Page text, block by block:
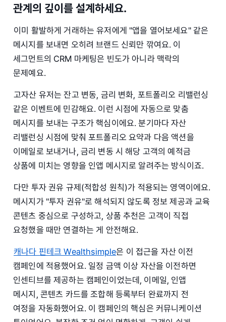
관계의 깊이를 설계하세요.
이미 활발하게 거래하는 유저에게 "앱을 열어보세요" 같은
메시지를 보내면 오히려 브랜드 신뢰만 깎여요. 이
세그먼트의 CRM 마케팅은 빈도가 아니라 맥락의
문제예요.
고자산 유저는 잔고 변동, 금리 변화, 포트폴리오 리밸런싱
같은 이벤트에 민감해요. 이런 시점에 자동으로 맞춤
메시지를 보내는 구조가 핵심이에요. 분기마다 자산
리밸런싱 시점에 맞춰 포트폴리오 요약과 다음 액션을
이메일로 보내거나, 금리 변동 시 해당 고객의 예적금
상품에 미치는 영향을 인앱 메시지로 알려주는 방식이죠.
다만 투자 권유 규제(적합성 원칙)가 적용되는 영역이에요.
메시지가 "투자 권유"로 해석되지 않도록 정보 제공과 교육
콘텐츠 중심으로 구성하고, 상품 추천은 고객이 직접
요청했을 때만 연결하는 게 안전해요.
캐나다 핀테크 Wealthsimple은 이 접근을 자산 이전
캠페인에 적용했어요. 일정 금액 이상 자산을 이전하면
인센티브를 제공하는 캠페인이었는데, 이메일, 인앱
메시지, 콘텐츠 카드를 조합해 등록부터 완료까지 전
여정을 자동화했어요. 이 캠페인의 핵심은 커뮤니케이션